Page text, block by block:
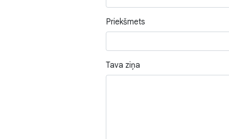
Priekšmets
Tava ziņa